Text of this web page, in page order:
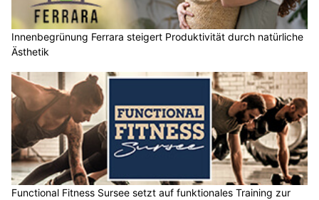
Innenbegrünung Ferrara steigert Produktivität durch natürliche
Ästhetik
Functional Fitness Sursee setzt auf funktionales Training zur